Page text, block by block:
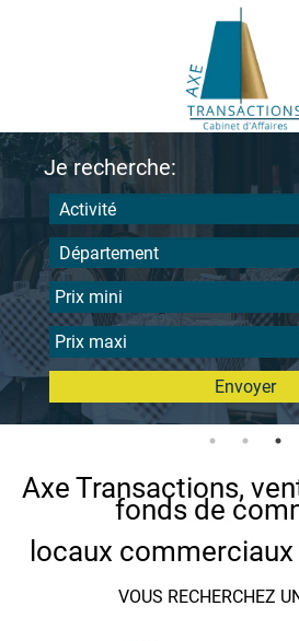
Je recherche:
Activité
Département
Envoyer
Axe Transactions,
fonds de
locaux
VOUS RECHERCHEZ